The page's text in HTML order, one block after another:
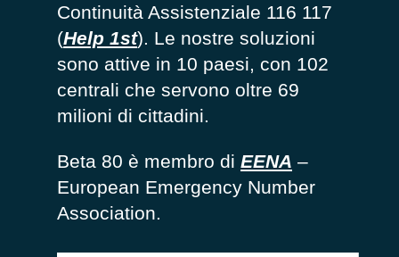
Continuità Assistenziale 116 117
(Help 1st). Le nostre soluzioni
sono attive in 10 paesi, con 102
centrali che servono oltre 69
milioni di cittadini.
Beta 80 è membro di EENA –
European Emergency Number
Association.